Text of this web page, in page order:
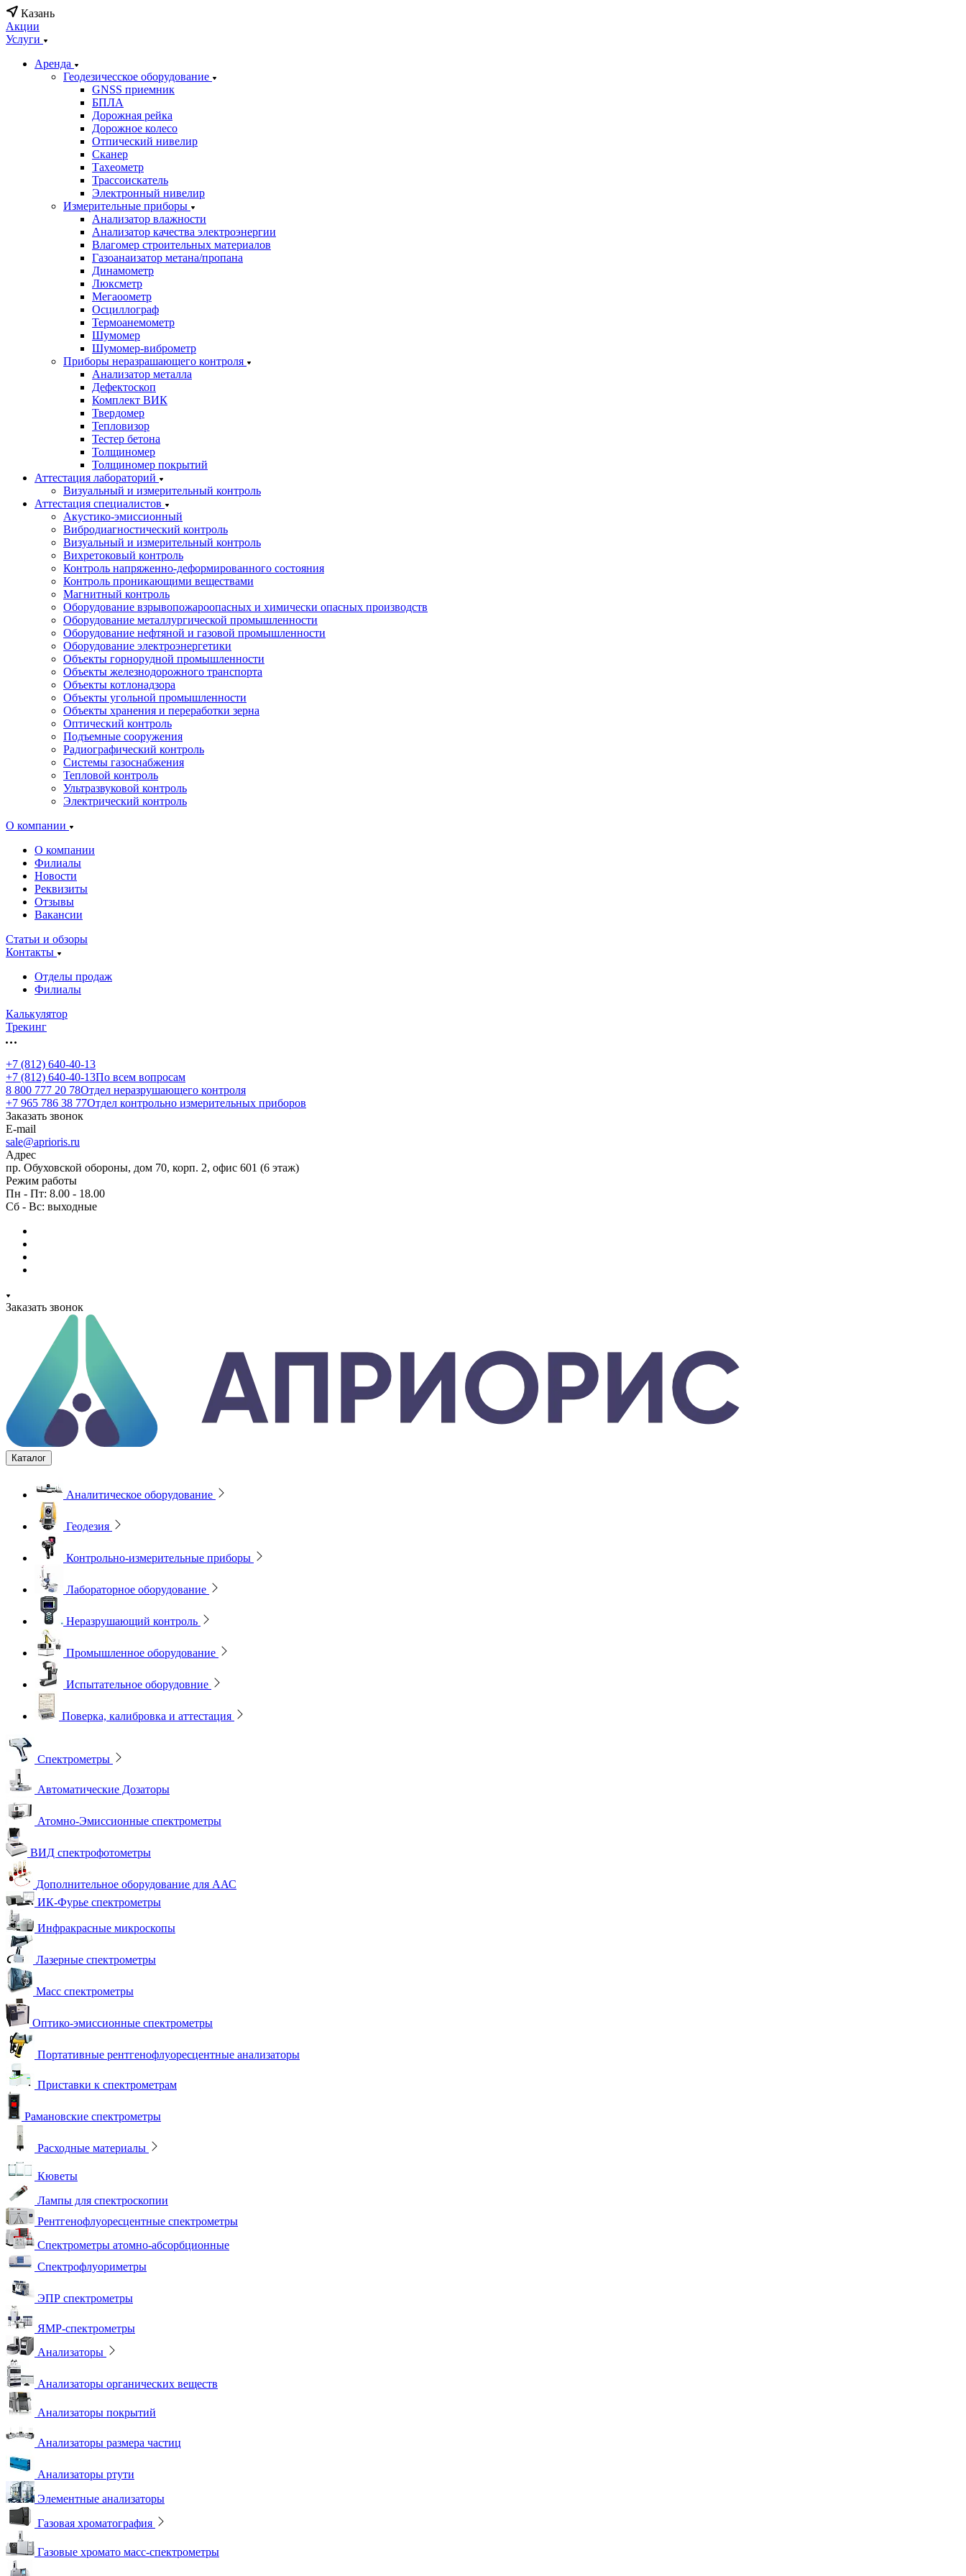
Казань
Акции
Услуги
Аренда
Геодезичесское оборудование
GNSS приемник
БПЛА
Дорожная рейка
Дорожное колесо
Отпический нивелир
Сканер
Тахеометр
Трассоискатель
Электронный нивелир
Измерительные приборы
Анализатор влажности
Анализатор качества электроэнергии
Влагомер строительных материалов
Газоанаизатор метана/пропана
Динамометр
Люксметр
Мегаоометр
Осциллограф
Термоанемометр
Шумомер
Шумомер-виброметр
Приборы неразрашающего контроля
Анализатор металла
Дефектоскоп
Комплект ВИК
Твердомер
Тепловизор
Тестер бетона
Толщиномер
Толщиномер покрытий
Аттестация лабораторий
Визуальный и измерительный контроль
Аттестация специалистов
Акустико-эмиссионный
Вибродиагностический контроль
Визуальный и измерительный контроль
Вихретоковый контроль
Контроль напряженно-деформированного состояния
Контроль проникающими веществами
Магнитный контроль
Оборудование взрывопожароопасных и химически опасных производств
Оборудование металлургической промышленности
Оборудование нефтяной и газовой промышленности
Оборудование электроэнергетики
Объекты горнорудной промышленности
Объекты железнодорожного транспорта
Объекты котлонадзора
Объекты угольной промышленности
Объекты хранения и переработки зерна
Оптический контроль
Подъемные сооружения
Радиографический контроль
Системы газоснабжения
Тепловой контроль
Ультразвуковой контроль
Электрический контроль
О компании
О компании
Филиалы
Новости
Реквизиты
Отзывы
Вакансии
Статьи и обзоры
Контакты
Отделы продаж
Филиалы
Калькулятор
Трекинг
+7 (812) 640-40-13
+7 (812) 640-40-13По всем вопросам
8 800 777 20 78Отдел неразрушающего контроля
+7 965 786 38 77Отдел контрольно измерительных приборов
Заказать звонок
E-mail
sale@aprioris.ru
Адрес
пр. Обуховской обороны, дом 70, корп. 2, офис 601 (6 этаж)
Режим работы
Пн - Пт: 8.00 - 18.00
Сб - Вс: выходные
Заказать звонок
Каталог
Аналитическое оборудование
Геодезия
Контрольно-измерительные приборы
Лабораторное оборудование
Неразрушающий контроль
Промышленное оборудование
Испытательное оборудовние
Поверка, калибровка и аттестация
Спектрометры
Автоматические Дозаторы
Атомно-Эмиссионные спектрометры
ВИД спектрофотометры
Дополнительное оборудование для ААС
ИК-Фурье спектрометры
Инфракрасные микроскопы
Лазерные спектрометры
Масс спектрометры
Оптико-эмиссионные спектрометры
Портативные рентгенофлуоресцентные анализаторы
Приставки к спектрометрам
Рамановские спектрометры
Расходные материалы
Кюветы
Лампы для спектроскопии
Рентгенофлуоресцентные спектрометры
Спектрометры атомно-абсорбционные
Спектрофлуориметры
ЭПР спектрометры
ЯМР-спектрометры
Анализаторы
Анализаторы органических веществ
Анализаторы покрытий
Анализаторы размера частиц
Анализаторы ртути
Элементные анализаторы
Газовая хроматография
Газовые хромато масс-спектрометры